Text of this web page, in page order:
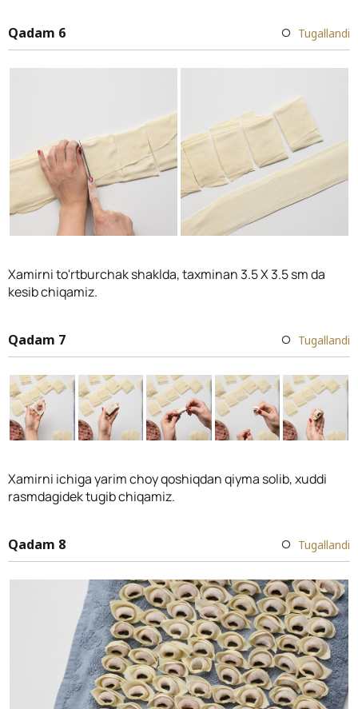
Qadam 6 Tugallandi
Xamirni to'rtburchak shaklda, taxminan 3.5 X 3.5 sm da
kesib chiqamiz.
Qadam 7 Tugallandi
Xamirni ichiga yarim choy qoshiqdan qiyma solib, xuddi
rasmdagidek tugib chiqamiz.
Qadam 8 Tugallandi